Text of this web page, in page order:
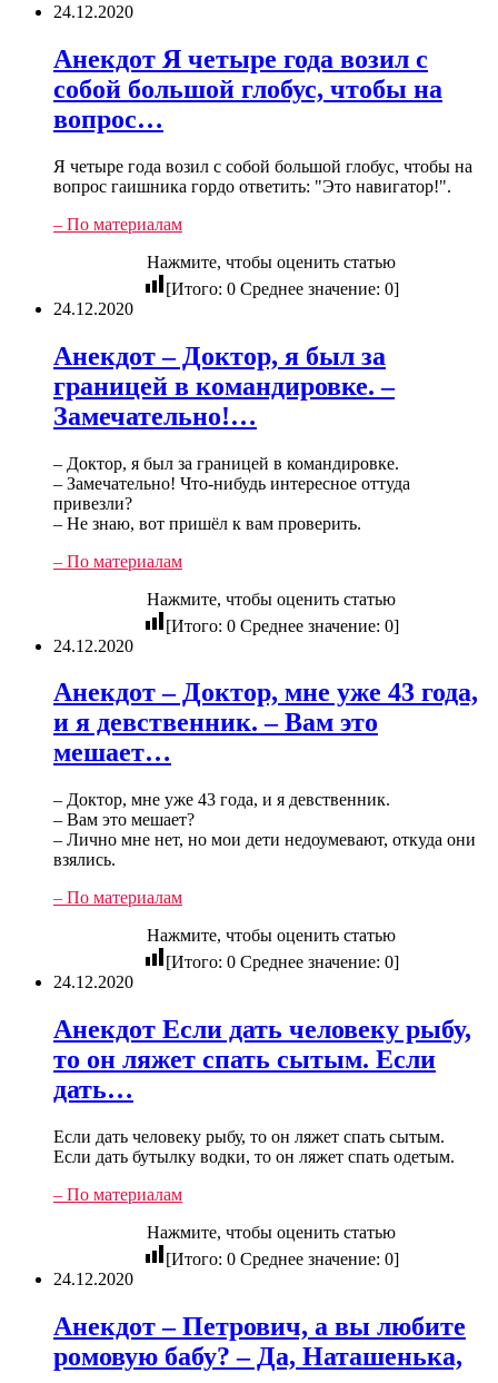
24.12.2020
Анекдот Я четыре года возил с
собой большой глобус, чтобы на
вопрос…
Я четыре года возил с собой большой глобус, чтобы на
вопрос гаишника гордо ответить: "Это навигатор!".
– По материалам
Нажмите, чтобы оценить статью
[Итого: 0 Среднее значение: 0]
24.12.2020
Анекдот – Доктор, я был за
границей в командировке. –
Замечательно!…
– Доктор, я был за границей в командировке.
– Замечательно! Что-нибудь интересное оттуда
привезли?
– Не знаю, вот пришёл к вам проверить.
– По материалам
Нажмите, чтобы оценить статью
[Итого: 0 Среднее значение: 0]
24.12.2020
Анекдот – Доктор, мне уже 43 года,
и я девственник. – Вам это
мешает…
– Доктор, мне уже 43 года, и я девственник.
– Вам это мешает?
– Лично мне нет, но мои дети недоумевают, откуда они
взялись.
– По материалам
Нажмите, чтобы оценить статью
[Итого: 0 Среднее значение: 0]
24.12.2020
Анекдот Если дать человеку рыбу,
то он ляжет спать сытым. Если
дать…
Если дать человеку рыбу, то он ляжет спать сытым.
Если дать бутылку водки, то он ляжет спать одетым.
– По материалам
Нажмите, чтобы оценить статью
[Итого: 0 Среднее значение: 0]
24.12.2020
Анекдот – Петрович, а вы любите
ромовую бабу? – Да, Наташенька,